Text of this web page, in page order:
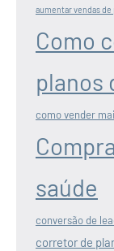
aumentar vendas de
Como
planos
como vender
saúde
conversão de
corretor de